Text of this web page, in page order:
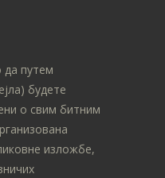
да путем
будете
о свим битним
изложбе,